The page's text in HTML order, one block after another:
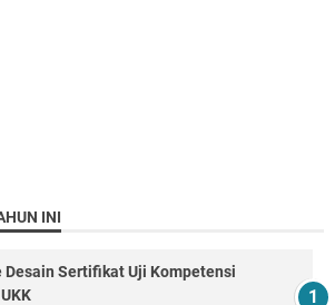
INI
Desain Sertifikat Uji Kompetensi